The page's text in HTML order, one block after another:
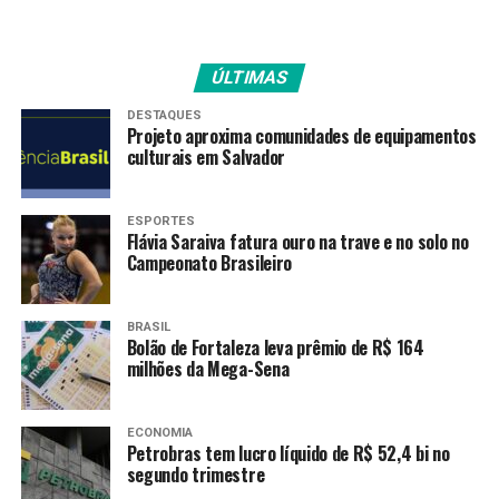
do prédio, a fachada voltou
à cor original, que condiz
com o nome Palácio das
Esmeraldas”, ressaltou
Caiado.
Ponto central da Praça Cívica, em Goiânia, prédio foi
projetado pelo urbanista Atílio Corrêa Lima e construído de
1933 a 1937 (Foto: Walter Folador e Júnior Guimarães)
Obras de restauração
Foram investidos R$ 3,8 milhões na reforma, que incluiu
o reparo de fissuras no prédio, recuperação dos
ÚLTIMAS
DESTAQUES
Projeto aproxima comunidades de equipamentos
culturais em Salvador
ESPORTES
Flávia Saraiva fatura ouro na trave e no solo no
Campeonato Brasileiro
BRASIL
Bolão de Fortaleza leva prêmio de R$ 164
milhões da Mega-Sena
ECONOMIA
Petrobras tem lucro líquido de R$ 52,4 bi no
segundo trimestre